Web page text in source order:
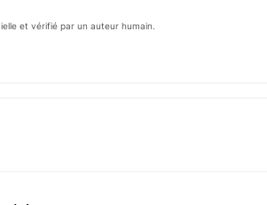
et vérifié par un auteur humain.